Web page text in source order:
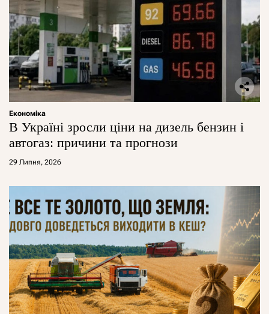
Економіка
В Україні зросли ціни на дизель бензин і
автогаз: причини та прогнози
29 Липня, 2026